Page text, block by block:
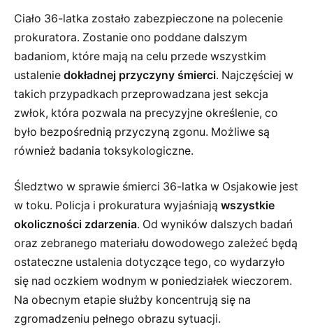
Ciało 36-latka zostało zabezpieczone na polecenie
prokuratora. Zostanie ono poddane dalszym
badaniom, które mają na celu przede wszystkim
ustalenie dokładnej przyczyny śmierci. Najczęściej w
takich przypadkach przeprowadzana jest sekcja
zwłok, która pozwala na precyzyjne określenie, co
było bezpośrednią przyczyną zgonu. Możliwe są
również badania toksykologiczne.
Śledztwo w sprawie śmierci 36-latka w Osjakowie jest
w toku. Policja i prokuratura wyjaśniają wszystkie
okoliczności zdarzenia. Od wyników dalszych badań
oraz zebranego materiału dowodowego zależeć będą
ostateczne ustalenia dotyczące tego, co wydarzyło
się nad oczkiem wodnym w poniedziałek wieczorem.
Na obecnym etapie służby koncentrują się na
zgromadzeniu pełnego obrazu sytuacji.